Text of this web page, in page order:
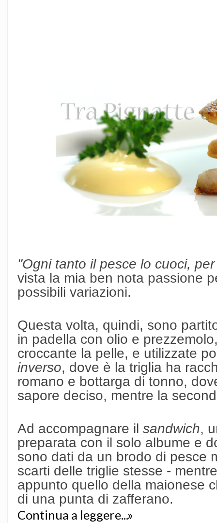
"Ogni tanto il pesce lo cuoci,
vista la mia ben nota passione
possibili variazioni.
Questa volta, quindi, sono
in padella con olio e
croccante la pelle, e utilizzate
inverso, dove è la triglia ha
romano e bottarga di tonno,
sapore deciso, mentre la
Ad accompagnare il sandwich,
preparata con il solo albume e
sono dati da un brodo di pesce
scarti delle triglie stesse -
appunto quello della maionese
di una punta di zafferano.
Continua a leggere...»